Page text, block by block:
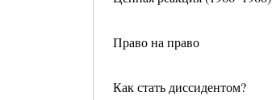
Право на право
Как стать диссидентом?